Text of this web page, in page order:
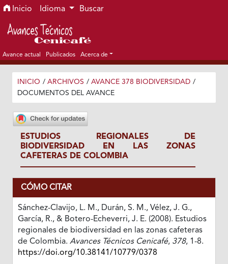
Ir al menú de navegación principal
Ir al contenido principal
Ir al pie de página del sitio
Inicio Idioma Buscar
Avance actual Publicados Acerca de
INICIO / ARCHIVOS / AVANCE 378 BIODIVERSIDAD /
DOCUMENTOS DEL AVANCE
ESTUDIOS REGIONALES DE
BIODIVERSIDAD EN LAS ZONAS
CAFETERAS DE COLOMBIA
CÓMO CITAR
Sánchez-Clavijo, L. M., Durán, S. M., Vélez, J. G.,
García, R., & Botero-Echeverri, J. E. (2008). Estudios
regionales de biodiversidad en las zonas cafeteras
de Colombia. Avances Técnicos Cenicafé, 378, 1-8.
https://doi.org/10.38141/10779/0378